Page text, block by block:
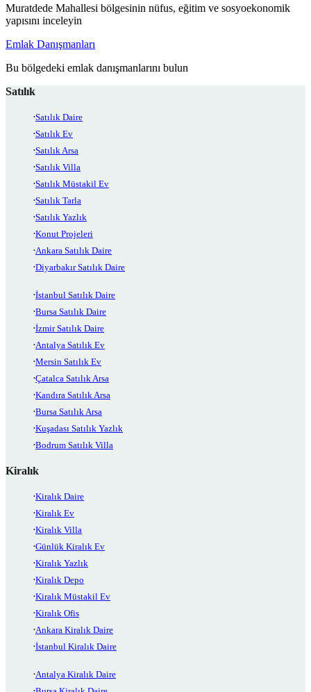
Muratdede Mahallesi bölgesinin nüfus, eğitim ve sosyoekonomik
yapısını inceleyin
Emlak Danışmanları
Bu bölgedeki emlak danışmanlarını bulun
Satılık
Satılık Daire
Satılık Ev
Satılık Arsa
Satılık Villa
Satılık Müstakil Ev
Satılık Tarla
Satılık Yazlık
Konut Projeleri
Ankara Satılık Daire
Diyarbakır Satılık Daire
İstanbul Satılık Daire
Bursa Satılık Daire
İzmir Satılık Daire
Antalya Satılık Ev
Mersin Satılık Ev
Çatalca Satılık Arsa
Kandıra Satılık Arsa
Bursa Satılık Arsa
Kuşadası Satılık Yazlık
Bodrum Satılık Villa
Kiralık
Kiralık Daire
Kiralık Ev
Kiralık Villa
Günlük Kiralık Ev
Kiralık Yazlık
Kiralık Depo
Kiralık Müstakil Ev
Kiralık Ofis
Ankara Kiralık Daire
İstanbul Kiralık Daire
Antalya Kiralık Daire